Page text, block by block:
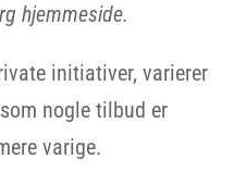
hjemmeside.
initiativer, varierer
nogle tilbud er
varige.